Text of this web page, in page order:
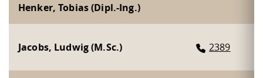
Henker, Tobias (Dipl.-Ing.)
Jacobs, Ludwig (M.Sc.) 2389